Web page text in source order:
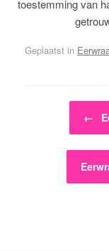
toestemming van
Geplaatst in
Bericht navigatie
←